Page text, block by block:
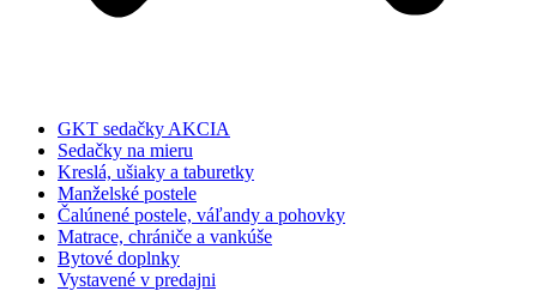
GKT sedačky AKCIA
Sedačky na mieru
Kreslá, ušiaky a taburetky
Manželské postele
Čalúnené postele, váľandy a pohovky
Matrace, chrániče a vankúše
Bytové doplnky
Vystavené v predajni